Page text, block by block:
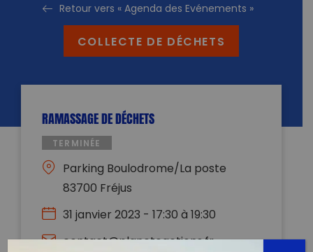
Retour vers « Agenda des Evénements »
COLLECTE DE DÉCHETS
RAMASSAGE DE DÉCHETS
TERMINÉE
Parking Boulodrome/La poste
83700 Fréjus
31 janvier 2023 - 17:30 à 19:30
contact@planeteactions.fr